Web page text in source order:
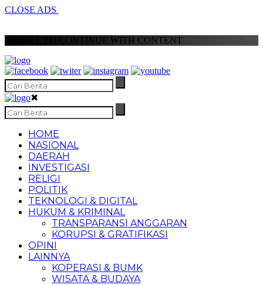
CLOSE ADS
SCROLL TO CONTINUE WITH CONTENT
✖
HOME
NASIONAL
DAERAH
INVESTIGASI
RELIGI
POLITIK
TEKNOLOGI & DIGITAL
HUKUM & KRIMINAL
TRANSPARANSI ANGGARAN
KORUPSI & GRATIFIKASI
OPINI
LAINNYA
KOPERASI & BUMK
WISATA & BUDAYA